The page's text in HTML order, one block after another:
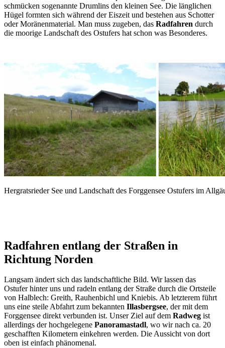
schmücken sogenannte Drumlins den kleinen See. Die länglichen
Hügel formten sich während der Eiszeit und bestehen aus Schotter
oder Moränenmaterial. Man muss zugeben, das Radfahren durch
die moorige Landschaft des Ostufers hat schon was Besonderes.
Hergratsrieder See und Landschaft des Forggensee Ostufers im
Radfahren entlang der Straßen in
Richtung Norden
Langsam ändert sich das landschaftliche Bild. Wir lassen das
Ostufer hinter uns und radeln entlang der Straße durch die Ortsteile
von Halblech: Greith, Rauhenbichl und Kniebis. Ab letzterem führt
uns eine steile Abfahrt zum bekannten Illasbergsee, der mit dem
Forggensee direkt verbunden ist. Unser Ziel auf dem Radweg ist
allerdings der hochgelegene Panoramastadl, wo wir nach ca. 20
geschafften Kilometern einkehren werden. Die Aussicht von dort
oben ist einfach phänomenal.